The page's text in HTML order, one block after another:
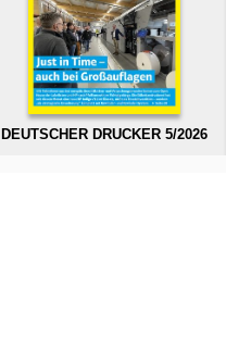
DEUTSCHER DRUCKER 5/2026